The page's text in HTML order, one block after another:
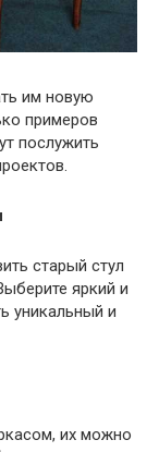
им новую
примеров
послужить
старый стул
яркий и
уникальный и
их можно